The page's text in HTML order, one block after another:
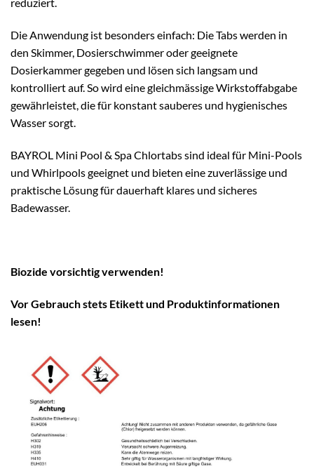
Die Anwendung ist besonders einfach: Die Tabs werden in
den Skimmer, Dosierschwimmer oder geeignete
Dosierkammer gegeben und lösen sich langsam und
kontrolliert auf. So wird eine gleichmässige Wirkstoffabgabe
gewährleistet, die für konstant sauberes und hygienisches
Wasser sorgt.
BAYROL Mini Pool & Spa Chlortabs sind ideal für Mini-Pools
und Whirlpools geeignet und bieten eine zuverlässige und
praktische Lösung für dauerhaft klares und sicheres
Badewasser.
Biozide vorsichtig verwenden!
Vor Gebrauch stets Etikett und Produktinformationen
lesen!